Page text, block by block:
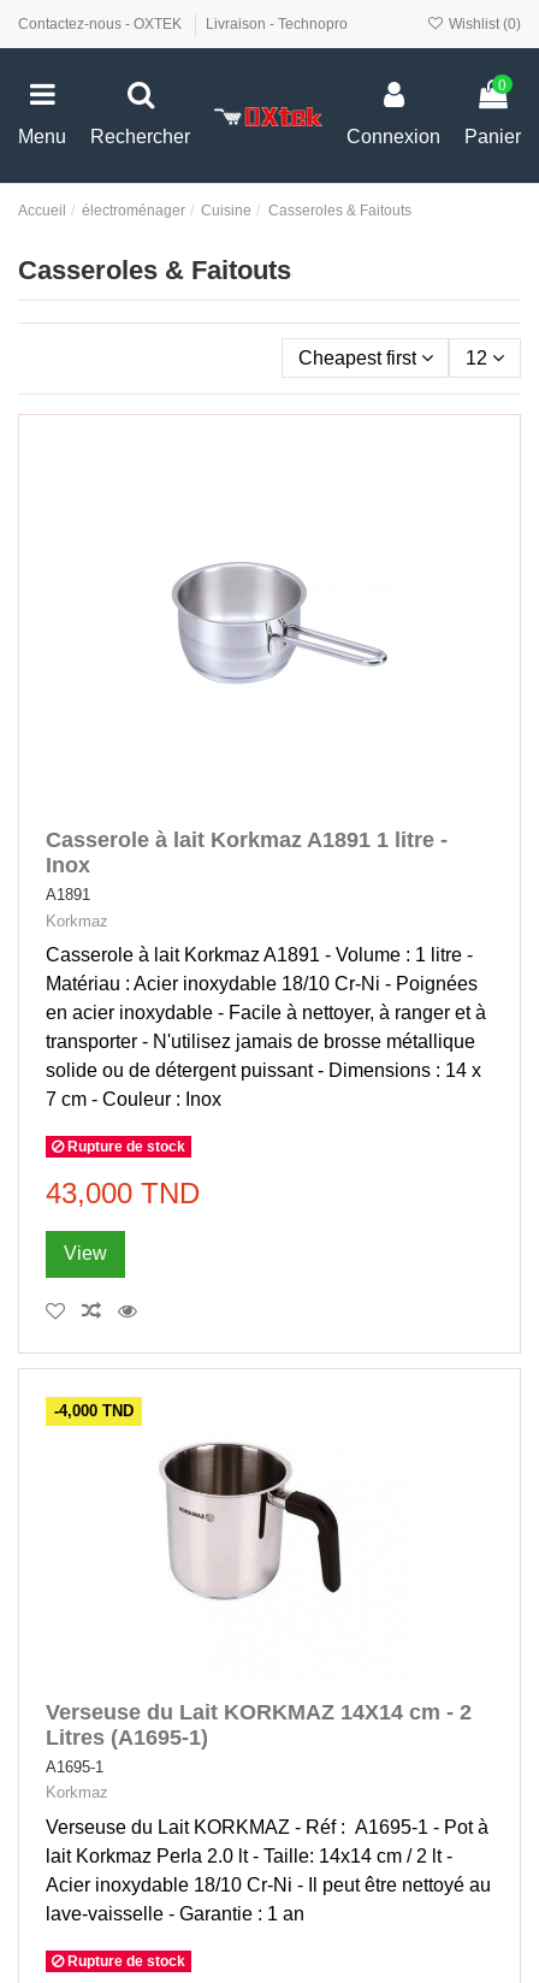
Contactez-nous - OXTEK Livraison - Technopro Wishlist (0)
Menu Rechercher Connexion
0
Panier
Accueil électroménager Cuisine Casseroles & Faitouts
Casseroles & Faitouts
Cheapest first 12
Casserole à lait Korkmaz A1891 1 litre -
Inox
A1891
Korkmaz
Casserole à lait Korkmaz A1891 - Volume : 1 litre -
Matériau : Acier inoxydable 18/10 Cr-Ni - Poignées
en acier inoxydable - Facile à nettoyer, à ranger et à
transporter - N'utilisez jamais de brosse métallique
solide ou de détergent puissant - Dimensions : 14 x
7 cm - Couleur : Inox
Rupture de stock
43,000 TND
View
-4,000 TND
Verseuse du Lait KORKMAZ 14X14 cm - 2
Litres (A1695-1)
A1695-1
Korkmaz
Verseuse du Lait KORKMAZ - Réf : A1695-1 - Pot à
lait Korkmaz Perla 2.0 lt - Taille: 14x14 cm / 2 lt -
Acier inoxydable 18/10 Cr-Ni - Il peut être nettoyé au
lave-vaisselle - Garantie : 1 an
Rupture de stock